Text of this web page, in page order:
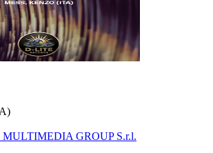
GROUP S.r.l.